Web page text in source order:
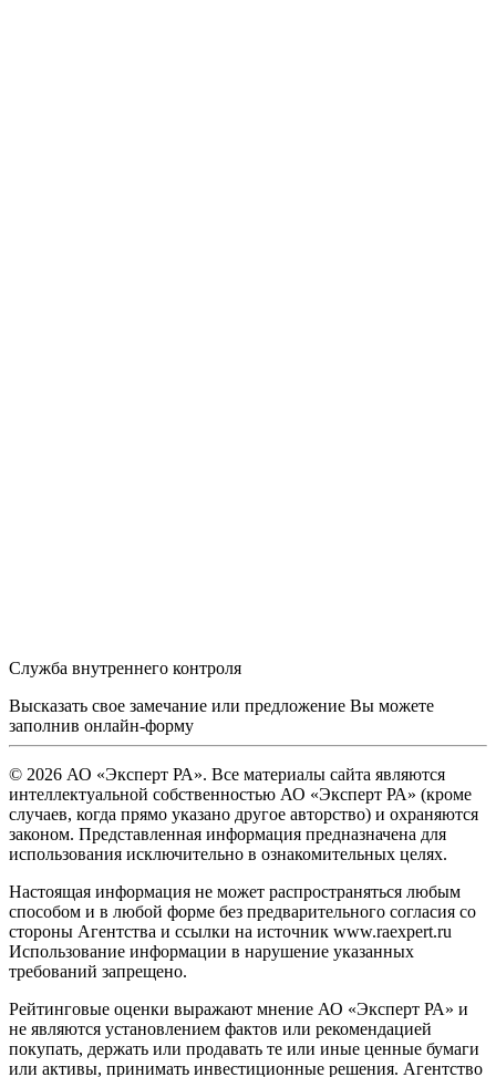
Служба внутреннего контроля
Высказать свое замечание или предложение Вы можете
заполнив онлайн-форму
© 2026 АО «Эксперт РА». Все материалы сайта являются
интеллектуальной собственностью АО «Эксперт РА» (кроме
случаев, когда прямо указано другое авторство) и охраняются
законом. Представленная информация предназначена для
использования исключительно в ознакомительных целях.
Настоящая информация не может распространяться любым
способом и в любой форме без предварительного согласия со
стороны Агентства и ссылки на источник www.raexpert.ru
Использование информации в нарушение указанных
требований запрещено.
Рейтинговые оценки выражают мнение АО «Эксперт РА» и
не являются установлением фактов или рекомендацией
покупать, держать или продавать те или иные ценные бумаги
или активы, принимать инвестиционные решения. Агентство